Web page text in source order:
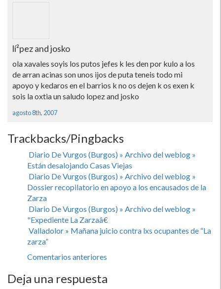
lí²pez and josko
ola xavales soyis los putos jefes k les den por kulo a los
de arran acinas son unos ijos de puta teneis todo mi
apoyo y kedaros en el barrios k no os dejen k os exen k
sois la oxtia un saludo lopez and josko
agosto 8th, 2007
Trackbacks/Pingbacks
Diario De Vurgos (Burgos) » Archivo del weblog »
Están desalojando Casas Viejas
Diario De Vurgos (Burgos) » Archivo del weblog »
Dossier recopilatorio en apoyo a los encausados de la
Zarza
Diario De Vurgos (Burgos) » Archivo del weblog »
"Expediente La Zarzaâ€
Valladolor » Mañana juicio contra lxs ocupantes de “La
zarza”
Comentarios anteriores
Deja una respuesta